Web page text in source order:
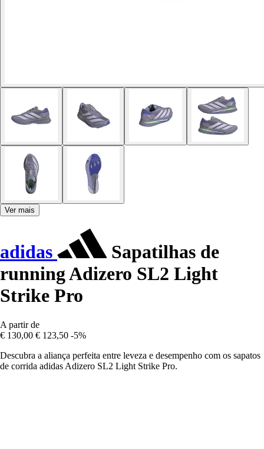
Ver mais
adidas
Sapatilhas de
running Adizero SL2 Light
Strike Pro
A partir de
€ 130,00 € 123,50 -5%
Descubra a aliança perfeita entre leveza e desempenho com os sapatos
de corrida adidas Adizero SL2 Light Strike Pro.